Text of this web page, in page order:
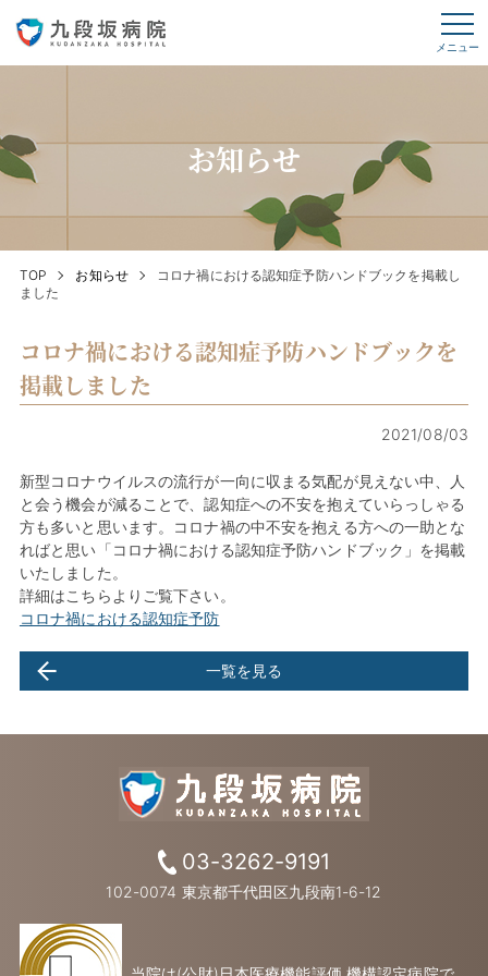
メニュー
お知らせ
TOP お知らせ
コロナ禍における認知症予防ハンドブックを掲載し
ました
コロナ禍における認知症予防ハンドブックを
掲載しました
2021/08/03
新型コロナウイルスの流行が一向に収まる気配が見えない中、人
と会う機会が減ることで、認知症への不安を抱えていらっしゃる
方も多いと思います。コロナ禍の中不安を抱える方への一助とな
ればと思い「コロナ禍における認知症予防ハンドブック」を掲載
いたしました。
詳細はこちらよりご覧下さい。
コロナ禍における認知症予防
一覧を見る
03-3262-9191
102-0074 東京都千代田区九段南1-6-12